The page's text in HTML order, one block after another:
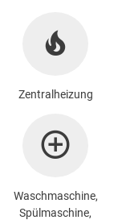
Zentralheizung
Waschmaschine,
Spülmaschine,